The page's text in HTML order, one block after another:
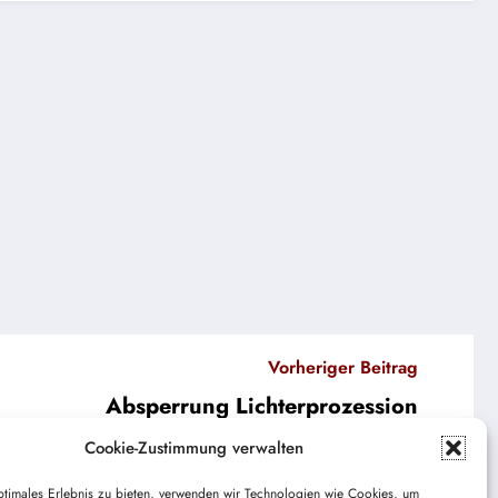
Cookie-Zustimmung verwalten
Erlebnis zu bieten, verwenden wir Technologien wie Cookies, um
Vorheriger Beitrag
Absperrung Lichterprozession